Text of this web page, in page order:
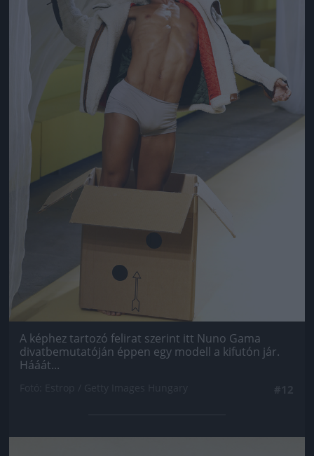
A képhez tartozó felirat szerint itt Nuno Gama
divatbemutatóján éppen egy modell a kifutón jár.
Hááát...